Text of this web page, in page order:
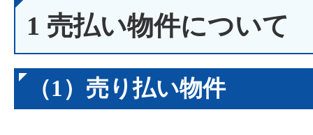
1 売払い物件について
（1）売り払い物件